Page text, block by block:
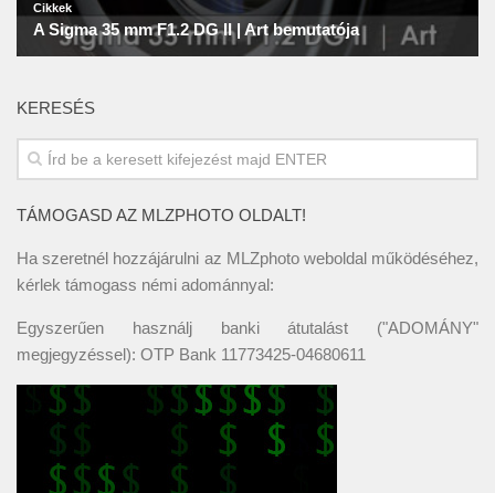
KERESÉS
TÁMOGASD AZ MLZPHOTO OLDALT!
Ha szeretnél hozzájárulni az MLZphoto weboldal működéséhez,
kérlek támogass némi adománnyal:
Egyszerűen használj banki átutalást ("ADOMÁNY"
megjegyzéssel): OTP Bank 11773425-04680611